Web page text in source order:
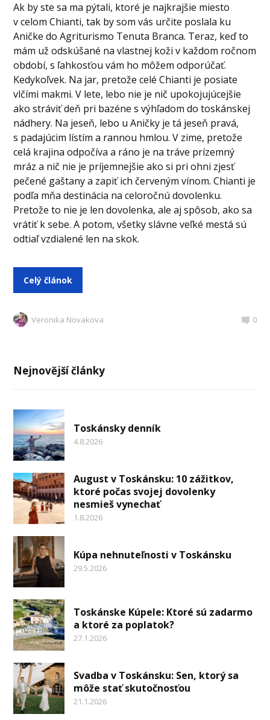
Ak by ste sa ma pýtali, ktoré je najkrajšie miesto
v celom Chianti, tak by som vás určite poslala ku
Aničke do Agriturismo Tenuta Branca. Teraz, keď to
mám už odskúšané na vlastnej koži v každom ročnom
období, s ľahkosťou vám ho môžem odporúčať.
Kedykoľvek. Na jar, pretože celé Chianti je posiate
vlčími makmi. V lete, lebo nie je nič upokojujúcejšie
ako stráviť deň pri bazéne s výhľadom do toskánskej
nádhery. Na jeseň, lebo u Aničky je tá jeseň pravá,
s padajúcim lístím a rannou hmlou. V zime, pretože
celá krajina odpočíva a ráno je na tráve prízemný
mráz a nič nie je príjemnejšie ako si pri ohni zjesť
pečené gaštany a zapiť ich červeným vínom. Chianti je
podľa mňa destinácia na celoročnú dovolenku.
Pretože to nie je len dovolenka, ale aj spôsob, ako sa
vrátiť k sebe. A potom, všetky slávne veľké mestá sú
odtiaľ vzdialené len na skok.
Celý článok
Veronika Novakova 0
Nejnovější články
Toskánsky denník
4.8.2026
August v Toskánsku: 10 zážitkov,
ktoré počas svojej dovolenky
nesmieš vynechať
1.8.2026
Kúpa nehnuteľnosti v Toskánsku
29.5.2026
Toskánske Kúpele: Ktoré sú zadarmo
a ktoré za poplatok?
27.1.2026
Svadba v Toskánsku: Sen, ktorý sa
môže stať skutočnosťou
21.1.2026